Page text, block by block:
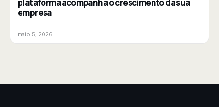
plataforma acompanha o crescimento da sua
empresa
maio 5, 2026